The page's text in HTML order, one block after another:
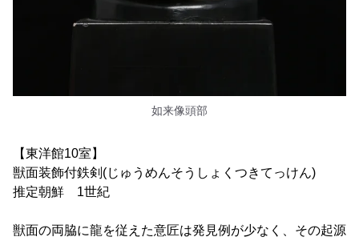
如来像頭部
【東洋館10室】
獣面装飾付鉄剣(じゅうめんそうしょくつきてっけん)
推定朝鮮 1世紀
獣面の両脇に龍を従えた意匠は発見例が少なく、その起源